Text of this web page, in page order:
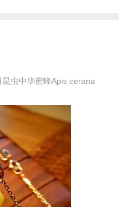
虫中华蜜蜂Apis cerana